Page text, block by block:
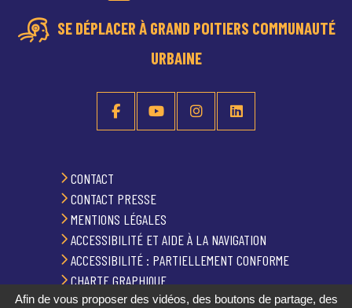
SE DÉPLACER À GRAND POITIERS COMMUNAUTÉ
URBAINE
CONTACT
CONTACT PRESSE
MENTIONS LÉGALES
ACCESSIBILITÉ ET AIDE À LA NAVIGATION
ACCESSIBILITÉ : PARTIELLEMENT CONFORME
CHARTE GRAPHIQUE
PLAN DU SITE
Afin de vous proposer des vidéos, des boutons de partage, des